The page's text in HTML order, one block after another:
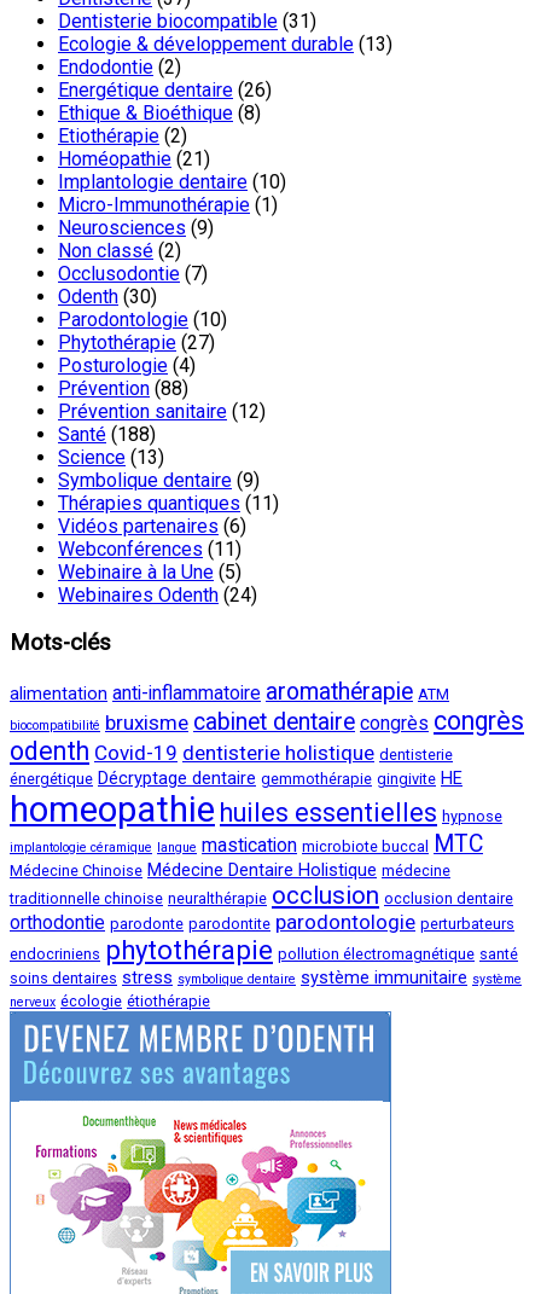
Dentisterie biocompatible (31)
Ecologie & développement durable (13)
Endodontie (2)
Energétique dentaire (26)
Ethique & Bioéthique (8)
Etiothérapie (2)
Homéopathie (21)
Implantologie dentaire (10)
Micro-Immunothérapie (1)
Neurosciences (9)
Non classé (2)
Occlusodontie (7)
Odenth (30)
Parodontologie (10)
Phytothérapie (27)
Posturologie (4)
Prévention (88)
Prévention sanitaire (12)
Santé (188)
Science (13)
Symbolique dentaire (9)
Thérapies quantiques (11)
Vidéos partenaires (6)
Webconférences (11)
Webinaire à la Une (5)
Webinaires Odenth (24)
Mots-clés
alimentation anti-inflammatoire aromathérapie ATM
biocompatibilité bruxisme cabinet dentaire congrès congrès
odenth Covid-19 dentisterie holistique dentisterie
énergétique Décryptage dentaire gemmothérapie gingivite HE
homeopathie huiles essentielles hypnose
implantologie céramique langue mastication microbiote buccal MTC
Médecine Chinoise Médecine Dentaire Holistique médecine
traditionnelle chinoise neuralthérapie occlusion occlusion dentaire
orthodontie parodonte parodontite parodontologie perturbateurs
endocriniens phytothérapie pollution électromagnétique santé
soins dentaires stress symbolique dentaire système immunitaire système
nerveux écologie étiothérapie